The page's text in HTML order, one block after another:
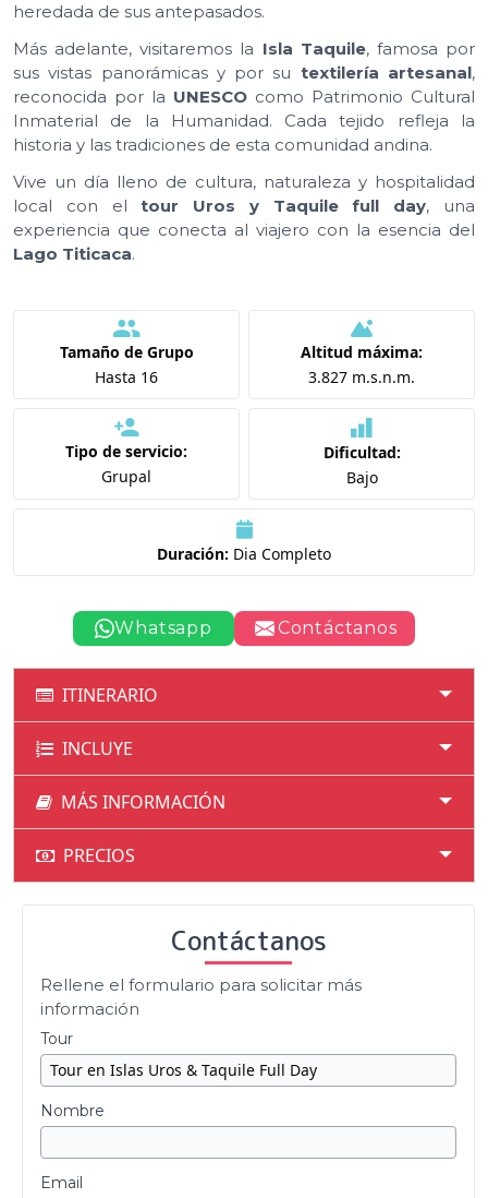
heredada de sus antepasados.
Más adelante, visitaremos la Isla Taquile, famosa por
sus vistas panorámicas y por su textilería artesanal,
reconocida por la UNESCO como Patrimonio Cultural
Inmaterial de la Humanidad. Cada tejido refleja la
historia y las tradiciones de esta comunidad andina.
Vive un día lleno de cultura, naturaleza y hospitalidad
local con eltour Uros y Taquile full day, una
experiencia que conecta al viajero con la esencia del
Lago Titicaca.
Tamaño de Grupo
Hasta 16
Altitud máxima:
3.827 m.s.n.m.
Tipo de servicio:
Grupal
Dificultad:
Bajo
Duración: Dia Completo
Whatsapp Contáctanos
ITINERARIO
INCLUYE
MÁS INFORMACIÓN
PRECIOS
Contáctanos
Rellene el formulario para solicitar más
información
Tour
Nombre
Email